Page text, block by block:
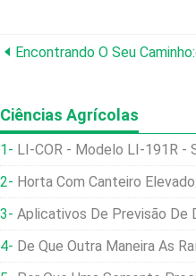
Ciências Agrícolas
LI-COR - Modelo LI-191R -
Horta Com Canteiro
Aplicativos De Previsão De
De Que Outra Maneira As